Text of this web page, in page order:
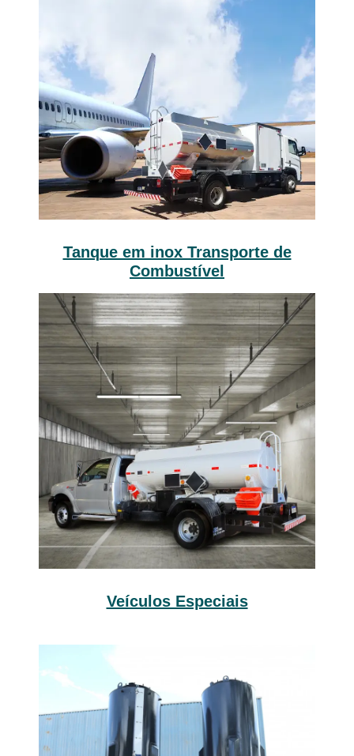
Tanque em inox Transporte de
Combustível
Veículos Especiais